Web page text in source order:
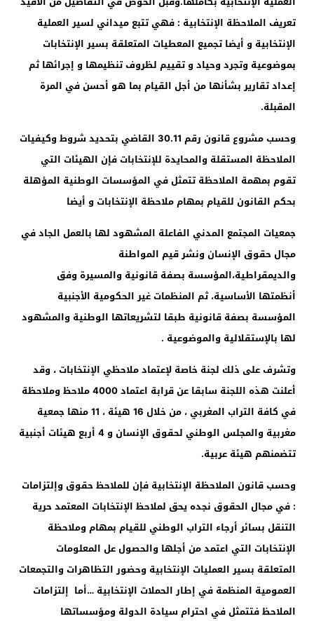
تعريف الملاحظة الإنتخابية : فهي تتبع ميداني لسير العملية
الإنتخابية و أيضا تجميع المعطيات المتعلقة بسير الإنتخابات
بموضوعية وتجرد وحياد و تقييم لظروف تنظيمها و إجرائها ثم
إعداد تقارير بشأنها من أجل القيام بما هو أحسن في المرة
المقبلة.
وحسب مشروع قانون رقم 30.11 القاضي بتحديد شروط وكيفيات
الملاحظة المستقلة والمحايدة للإنتخابات فإن الهيئات التي
تقوم بمهمة الملاحظة تتمثل في المؤسسات الوطنية المؤهلة
بحكم القانون للقيام بمهام ملاحظة الإنتخابات و أيضا
جمعيات المجتمع المدني الفاعلة المشهود لها بالعمل الجاد في
مجال حقوق الإنسان ونشر قيم المواطنة
والديمقراطية،المؤسسة بصفة قانونية والمسيرة وفق
أنظمتها الأساسية، ثم المنظمات غير الحكومية الأجنبية
المؤسسة بصفة قانونية طبقا لتشريعاتها الوطنية والمشهود
لها بالإستقلالية والموضوعية .
وتشرف على ذلك لجنة خاصة لإعتماد ملاحظي الإنتخابات ، وقد
أعلنت هذه اللجنة سابقا عن قرابة اعتماد4000ملاحظ وملاحظة
في كافة التراب المغربي ، من خلال 16 هيئة ، 11منها جمعية
مغربية والمجلس الوطني لحقوق الإنسان و4 أربع هيئات أجنبية
تتضمنهم هيئة عربية.
وحسب قانون الملاحظة الإنتخابية فإن للملاحظ حقوق وإلتزامات
: في مجال الحقوق نجده يحق لملاحظ الإنتخابات المعتمد حرية
التنقل بسائر أرجاء التراب الوطني للقيام بمهام وملاحظة
الإنتخابات التي اعتمد من أجلها والحصول عل المعلومات
المتعلقة بسير العمليات الإنتخابية وحضور التظاهرات والتجمعات
العمومية المنظمة في إطار الحملات الإنتخابية …أما إلتزامات
الملاحظ فتتمثل في احترام سيادة الدولة ومؤسساتها